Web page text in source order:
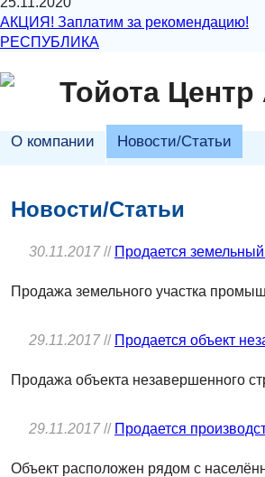
АКЦИЯ! Заплатим за рекомендацию!
РЕСПУБЛИКА
Тойота Центр
О компании Новости/Статьи
Новости/Статьи
30.11.2017// Продается земельный
Продажа земельного участка
29.11.2017// Продается объект
Продажа объекта незавершенного
29.11.2017// Продается
Объект расположен рядом с